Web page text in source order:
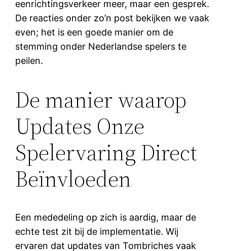
eenrichtingsverkeer meer, maar een gesprek.
De reacties onder zo’n post bekijken we vaak
even; het is een goede manier om de
stemming onder Nederlandse spelers te
peilen.
De manier waarop
Updates Onze
Spelervaring Direct
Beïnvloeden
Een mededeling op zich is aardig, maar de
echte test zit bij de implementatie. Wij
ervaren dat updates van Tombriches vaak